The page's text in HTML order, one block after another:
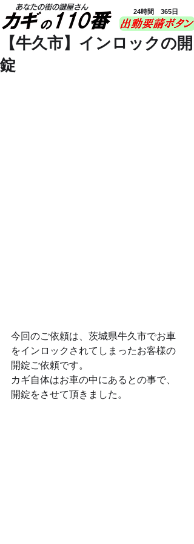
あなたの街の鍵屋さん
24時間 365日
【牛久市】インロックの開
錠
今回のご依頼は、茨城県牛久市でお車
をインロックされてしまったお客様の
開錠ご依頼です。
カギ自体はお車の中にあるとの事で、
開錠をさせて頂きました。